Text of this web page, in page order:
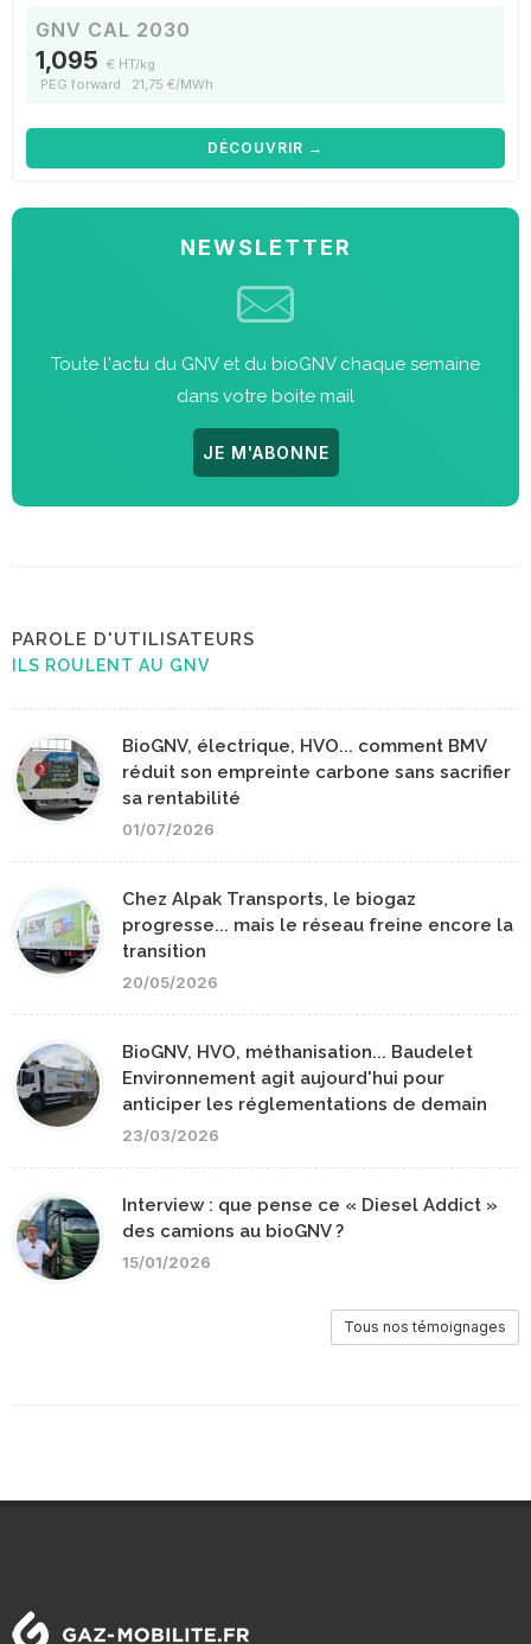
GNV CAL 2030
1,095 € HT/kg
PEG forward : 21,75 €/MWh
DÉCOUVRIR →
NEWSLETTER
Toute l'actu du GNV et du bioGNV chaque semaine
dans votre boite mail
JE M'ABONNE
PAROLE D'UTILISATEURS
ILS ROULENT AU GNV
BioGNV, électrique, HVO... comment BMV
réduit son empreinte carbone sans sacrifier
sa rentabilité
01/07/2026
Chez Alpak Transports, le biogaz
progresse... mais le réseau freine encore la
transition
20/05/2026
BioGNV, HVO, méthanisation... Baudelet
Environnement agit aujourd'hui pour
anticiper les réglementations de demain
23/03/2026
Interview : que pense ce « Diesel Addict »
des camions au bioGNV ?
15/01/2026
Tous nos témoignages